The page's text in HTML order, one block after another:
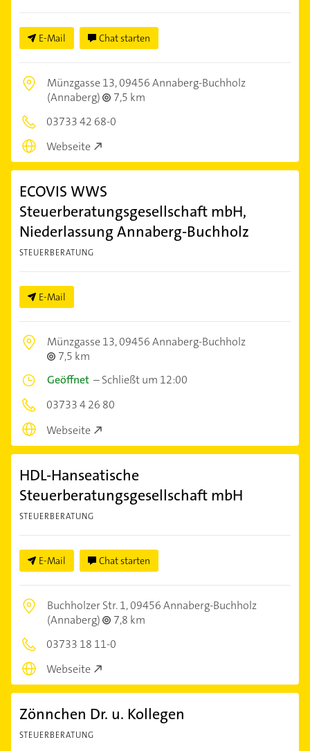
E-Mail Chat starten
Münzgasse 13,09456 Annaberg-Buchholz
(Annaberg)
7,5 km
03733 42 68-0
Webseite
ECOVIS WWS
Steuerberatungsgesellschaft mbH,
Niederlassung Annaberg-Buchholz
STEUERBERATUNG
E-Mail
Münzgasse 13,09456 Annaberg-Buchholz
7,5 km
Geöffnet –Schließt um 12:00
03733 4 26 80
Webseite
HDL-Hanseatische
Steuerberatungsgesellschaft mbH
STEUERBERATUNG
E-Mail Chat starten
Buchholzer Str. 1,09456 Annaberg-Buchholz
(Annaberg)
7,8 km
03733 18 11-0
Webseite
Zönnchen Dr. u. Kollegen
STEUERBERATUNG